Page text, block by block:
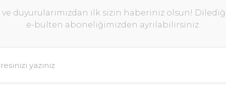
ve duyurularımızdan ilk sizin haberiniz olsun!
e-bülten aboneliğimizden ayrılabilirsiniz.